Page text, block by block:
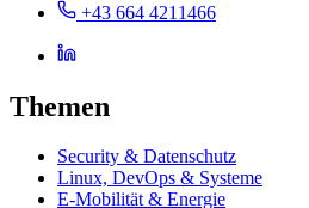
+43 664 4211466
Themen
Security & Datenschutz
Linux, DevOps & Systeme
E-Mobilität & Energie